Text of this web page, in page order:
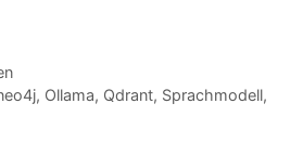
, Ollama, Qdrant, Sprachmodell,